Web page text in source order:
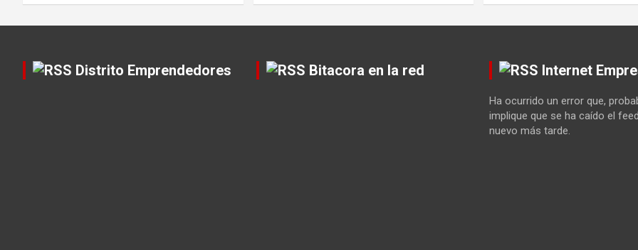
Distrito Emprendedores Bitacora en la red Internet
Ha ocurrido un error que,
implique que se ha caído el
nuevo más tarde.